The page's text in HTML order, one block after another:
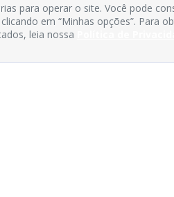
para operar o site. Você pode
em “Minhas opções”. Para
leia nossa